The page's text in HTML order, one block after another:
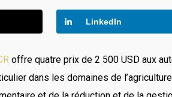
LinkedIn
offre quatre prix de 2 500 USD aux
dans les domaines de